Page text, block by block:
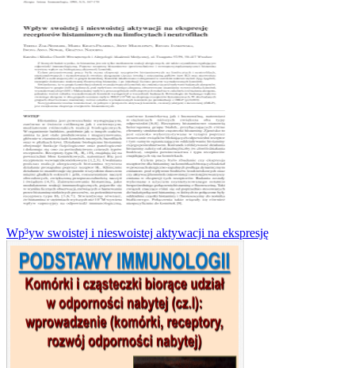
Wp³yw swoistej i nieswoistej aktywacji na ekspresję